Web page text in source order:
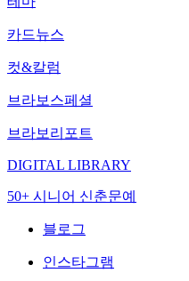
카드뉴스
컷&칼럼
브라보스페셜
브라보리포트
DIGITAL LIBRARY
50+ 시니어 신춘문예
블로그
인스타그램